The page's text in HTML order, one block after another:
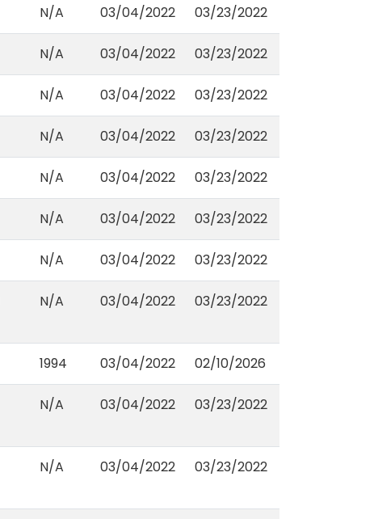
N/A 03/04/2022 03/23/2022
N/A 03/04/2022 03/23/2022
N/A 03/04/2022 03/23/2022
N/A 03/04/2022 03/23/2022
N/A 03/04/2022 03/23/2022
N/A 03/04/2022 03/23/2022
N/A 03/04/2022 03/23/2022
N/A 03/04/2022 03/23/2022
1994 03/04/2022 02/10/2026
N/A 03/04/2022 03/23/2022
N/A 03/04/2022 03/23/2022